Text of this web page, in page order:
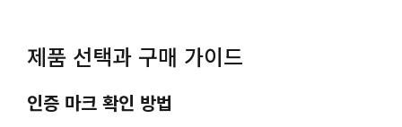
제품 선택과 구매 가이드
인증 마크 확인 방법